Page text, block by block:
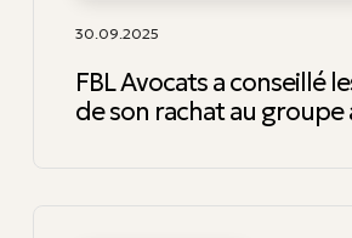
30.09.2025
FBL Avocats a conseillé
de son rachat au